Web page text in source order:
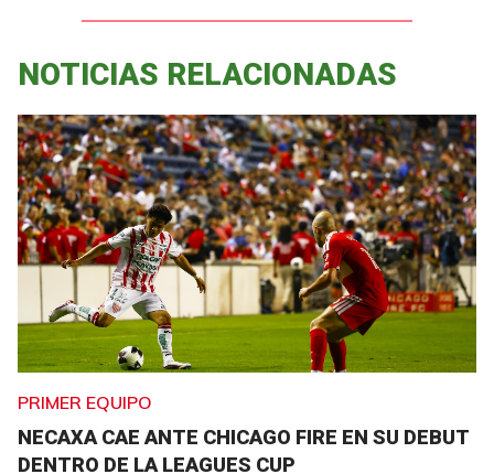
NOTICIAS RELACIONADAS
PRIMER EQUIPO
NECAXA CAE ANTE CHICAGO FIRE EN SU DEBUT
DENTRO DE LA LEAGUES CUP